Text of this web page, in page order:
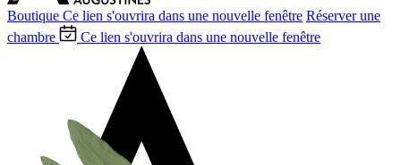
Boutique Ce lien s'ouvrira dans une nouvelle fenêtre Réserver une
chambre
Ce lien s'ouvrira dans une nouvelle fenêtre